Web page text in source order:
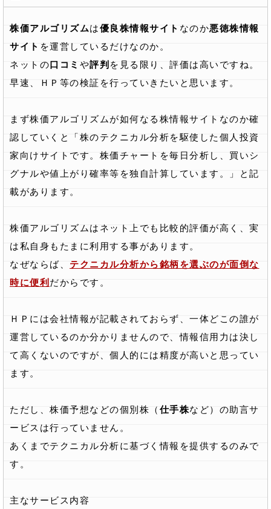
株価アルゴリズムは優良株情報サイト なのか悪徳株情報
サイト を運営しているだけなのか。
ネットの口コミ や評判 を見る限り、評価は高いですね。
早速、ＨＰ等の検証を行っていきたいと思います。
まず株価アルゴリズムが如何なる株情報サイトなのか確
認していくと「株のテクニカル分析を駆使した個人投資
家向けサイトです。株価チャートを毎日分析し、買いシ
グナルや値上がり確率等を独自計算しています。」と記
載があります。
株価アルゴリズムはネット上でも比較的評価が高く、実
は私自身もたまに利用する事があります。
なぜならば、 テクニカル分析から銘柄を選ぶのが面倒な
時に便利 だからです。
ＨＰには会社情報が記載されておらず、一体どこの誰が
運営しているのか分かりませんので、情報信用力は決し
て高くないのですが、個人的には精度が高いと思ってい
ます。
ただし、株価予想などの個別株（ 仕手株など）の助言サ
ービスは行っていません。
あくまでテクニカル分析に基づく情報を提供するのみで
す。
主なサービス内容